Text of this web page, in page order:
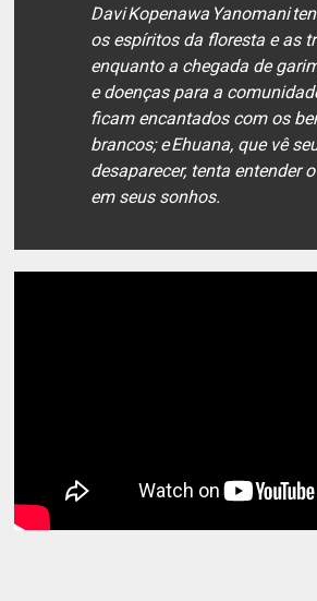
Davi Kopenawa Yanomani
os espíritos da floresta e as
enquanto a chegada de
e doenças para a
ficam encantados com os
brancos; e Ehuana, que vê
desaparecer, tenta entender
em seus sonhos.